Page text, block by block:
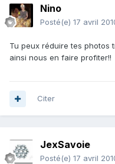
Nino
Posté(e) 17 avril
Tu peux réduire tes photos
ainsi nous en faire profiter!!
Citer
JexSavoie
Posté(e) 17 avril